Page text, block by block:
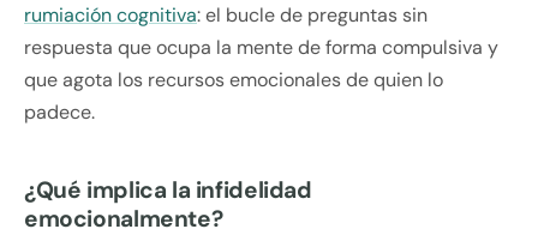
rumiación cognitiva: el bucle de preguntas sin
respuesta que ocupa la mente de forma compulsiva y
que agota los recursos emocionales de quien lo
padece.
¿Qué implica la infidelidad
emocionalmente?